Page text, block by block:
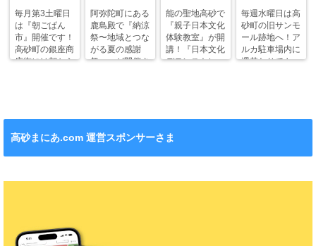
毎月第3土曜日
は『朝ごぱん
市』開催です！
高砂町の銀座商
店街には朝から
阿弥陀町にある
鹿島殿で『納涼
祭〜地域とつな
がる夏の感謝
祭〜』が開催さ
能の聖地高砂で
『親子日本文化
体験教室』が開
講！『日本文化
デモンストレー
毎週水曜日は高
砂町の旧サンモ
ール跡地へ！ア
ルカ駐車場内に
週替わりでキッ
高砂まにあ.com 運営スポンサーさま